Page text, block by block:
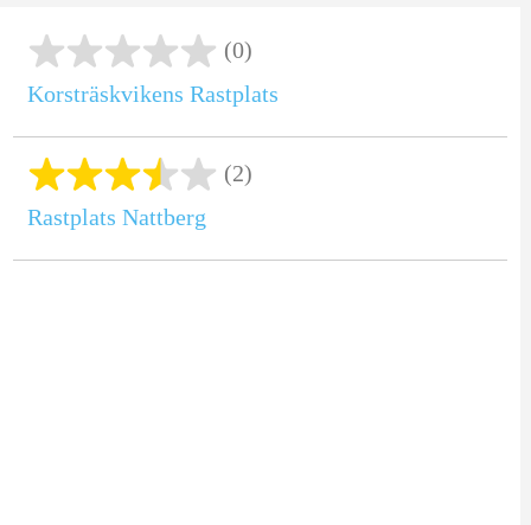
(0)
Korsträskvikens Rastplats
(2)
Rastplats Nattberg